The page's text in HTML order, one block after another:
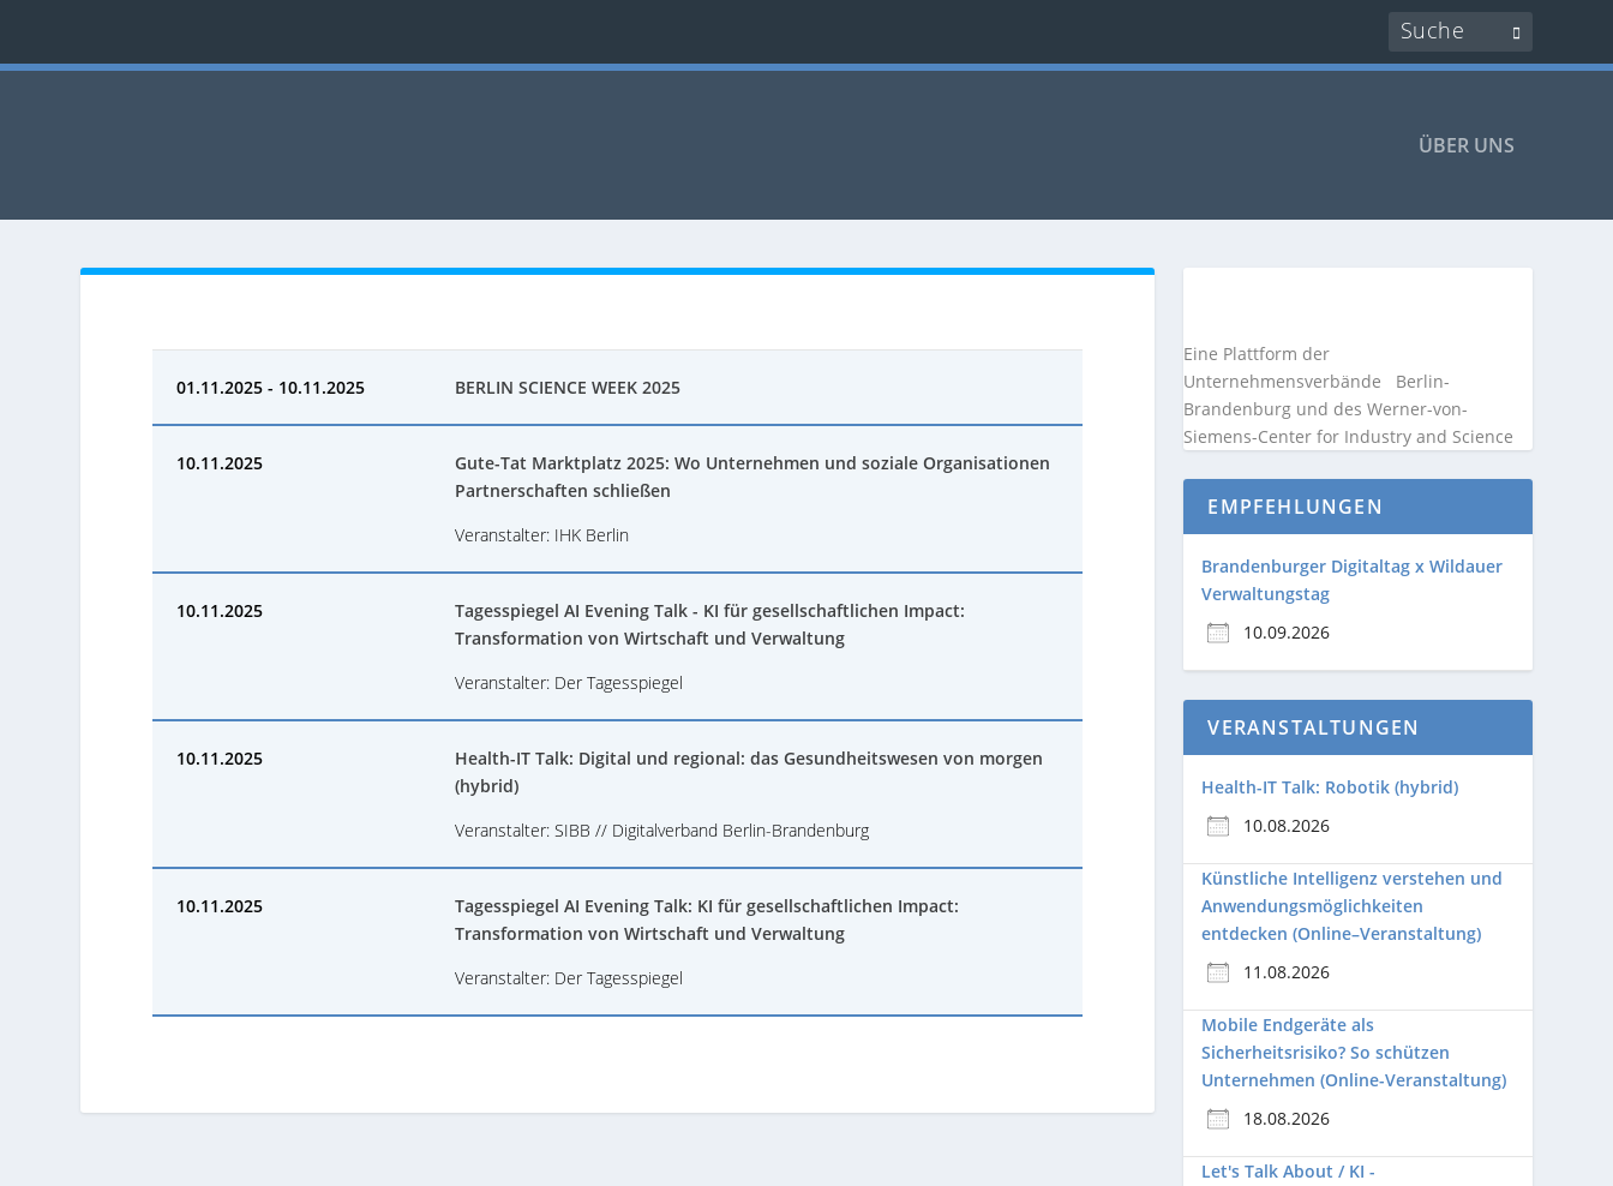
ÜBER UNS
01.11.2025 - 10.11.2025 BERLIN SCIENCE WEEK 2025
10.11.2025
Gute-Tat Marktplatz 2025: Wo Unternehmen und soziale Organisationen
Partnerschaften schließen
Veranstalter: IHK Berlin
10.11.2025
Tagesspiegel AI Evening Talk - KI für gesellschaftlichen Impact:
Transformation von Wirtschaft und Verwaltung
Veranstalter: Der Tagesspiegel
10.11.2025
Health-IT Talk: Digital und regional: das Gesundheitswesen von morgen
(hybrid)
Veranstalter: SIBB // Digitalverband Berlin-Brandenburg
10.11.2025
Tagesspiegel AI Evening Talk: KI für gesellschaftlichen Impact:
Transformation von Wirtschaft und Verwaltung
Veranstalter: Der Tagesspiegel
Eine Plattform der
Unternehmensverbände Berlin-
Brandenburg und des Werner-von-
Siemens-Center for Industry and Science
EMPFEHLUNGEN
Brandenburger Digitaltag x Wildauer
Verwaltungstag
10.09.2026
VERANSTALTUNGEN
Health-IT Talk: Robotik (hybrid)
10.08.2026
Künstliche Intelligenz verstehen und
Anwendungsmöglichkeiten
entdecken (Online–Veranstaltung)
11.08.2026
Mobile Endgeräte als
Sicherheitsrisiko? So schützen
Unternehmen (Online-Veranstaltung)
18.08.2026
Let's Talk About / KI -